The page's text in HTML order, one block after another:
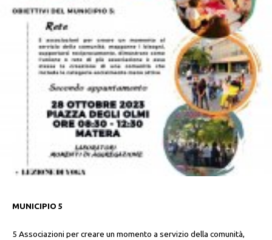
MUNICIPIO 5
5 Associazioni per creare un momento a servizio della comunità,